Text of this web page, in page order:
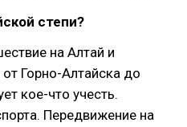
степи?
на Алтай и
Горно-Алтайска до
кое-что учесть.
Передвижение на